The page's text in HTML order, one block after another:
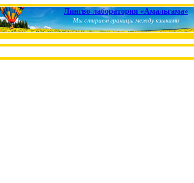
Лингво-лаборатория «Амальгама»
Мы стираем границы между языками